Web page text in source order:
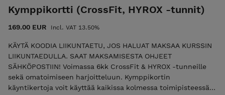
Kymppikortti (CrossFit, HYROX -tunnit)
169.00 EUR Incl. VAT 13.50%
KÄYTÄ KOODIA LIIKUNTAETU, JOS HALUAT MAKSAA KURSSIN
LIIKUNTAEDULLA. SAAT MAKSAMISESTA OHJEET
SÄHKÖPOSTIIN! Voimassa 6kk CrossFit & HYROX -tunneille
sekä omatoimiseen harjoitteluun. Kymppikortin
käyntikertoja voit käyttää kaikissa kolmessa toimipisteessä.